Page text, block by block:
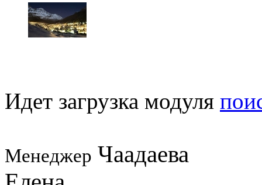
Идет загрузка модуля
Менеджер Чаадаева